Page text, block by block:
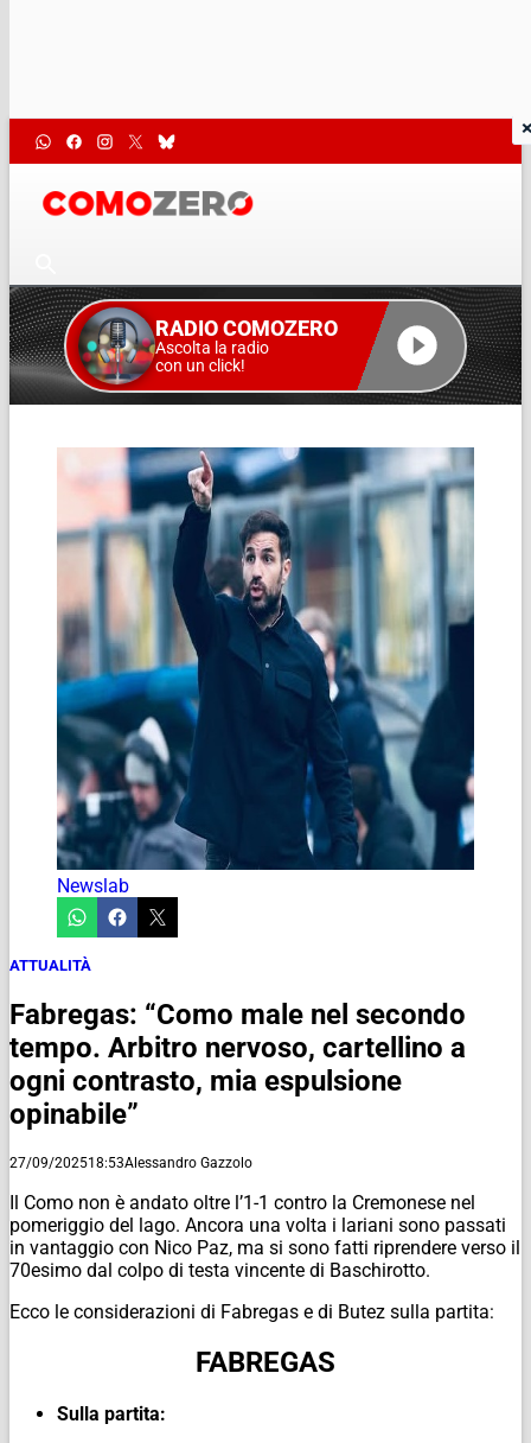
RADIO COMOZERO
Ascolta la radio
con un click!
Newslab
ATTUALITÀ
Fabregas: “Como male nel secondo
tempo. Arbitro nervoso, cartellino a
ogni contrasto, mia espulsione
opinabile”
27/09/202518:53Alessandro Gazzolo
Il Como non è andato oltre l’1-1 contro la Cremonese nel
pomeriggio del lago. Ancora una volta i lariani sono passati
in vantaggio con Nico Paz, ma si sono fatti riprendere verso il
70esimo dal colpo di testa vincente di Baschirotto.
Ecco le considerazioni di Fabregas e di Butez sulla partita:
FABREGAS
Sulla partita: